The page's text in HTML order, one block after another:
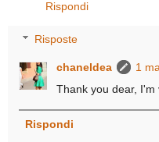
Rispondi
Risposte
chaneldea
1
Thank you dear, I'm
Rispondi